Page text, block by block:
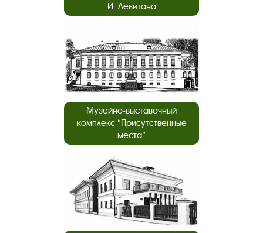
И. Левитана
Музейно-выставочный
комплекс “Присутственные
места”